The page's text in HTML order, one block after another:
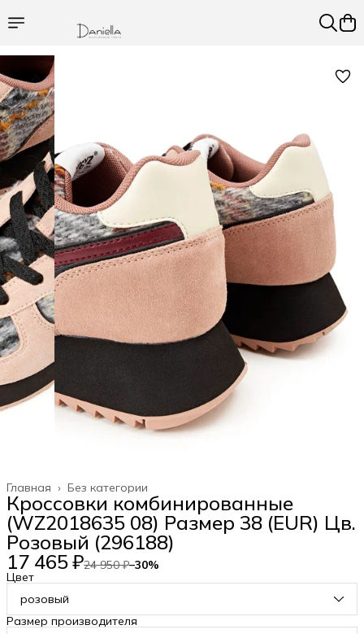
Без категории
Главная ›
Кроссовки комбинированные
(WZ2018635 08) Размер 38 (EUR) Цв.
Розовый (296188)
17 465 ₽24 950 ₽−30%
Цвет
розовый
Размер производителя